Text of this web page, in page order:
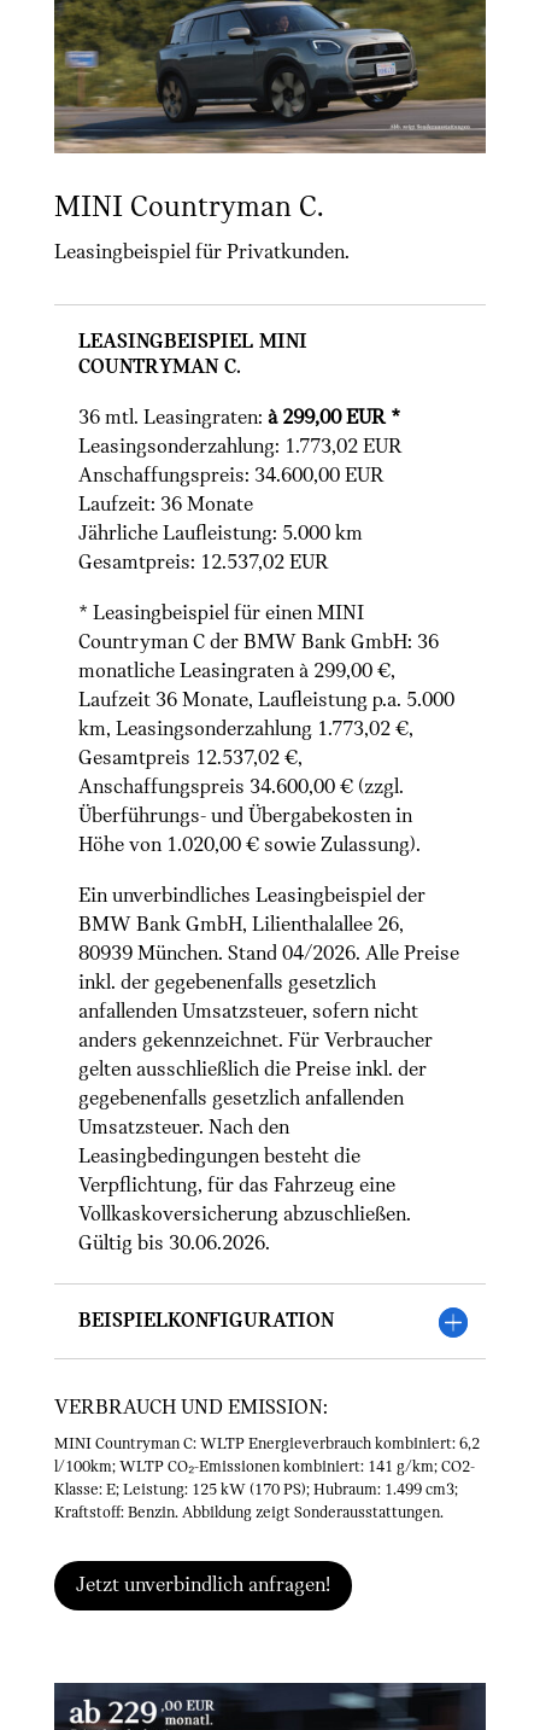
MINI Countryman C.
Leasingbeispiel für Privatkunden.
Leasingbeispiel MINI
Countryman C.
36 mtl. Leasingraten: à 299,00 EUR *
Leasingsonderzahlung: 1.773,02 EUR
Anschaffungspreis: 34.600,00 EUR
Laufzeit: 36 Monate
Jährliche Laufleistung: 5.000 km
Gesamtpreis: 12.537,02 EUR
* Leasingbeispiel für einen MINI
Countryman C der BMW Bank GmbH: 36
monatliche Leasingraten à 299,00 €,
Laufzeit 36 Monate, Laufleistung p.a. 5.000
km, Leasingsonderzahlung 1.773,02 €,
Gesamtpreis 12.537,02‬ €,
Anschaffungspreis 34.600,00 € (zzgl.
Überführungs- und Übergabekosten in
Höhe von 1.020,00 € sowie Zulassung).
Ein unverbindliches Leasingbeispiel der
BMW Bank GmbH, Lilienthalallee 26,
80939 München. Stand 04/2026. Alle Preise
inkl. der gegebenenfalls gesetzlich
anfallenden Umsatzsteuer, sofern nicht
anders gekennzeichnet. Für Verbraucher
gelten ausschließlich die Preise inkl. der
gegebenenfalls gesetzlich anfallenden
Umsatzsteuer. Nach den
Leasingbedingungen besteht die
Verpflichtung, für das Fahrzeug eine
Vollkaskoversicherung abzuschließen.
Gültig bis 30.06.2026.
Beispielkonfiguration
VERBRAUCH UND EMISSION:
MINI Countryman C: WLTP Energieverbrauch kombiniert: 6,2
l/100km; WLTP CO₂-Emissionen kombiniert: 141 g/km; CO2-
Klasse: E; Leistung: 125 kW (170 PS); Hubraum: 1.499 cm3;
Kraftstoff: Benzin. Abbildung zeigt Sonderausstattungen.
Jetzt unverbindlich anfragen!